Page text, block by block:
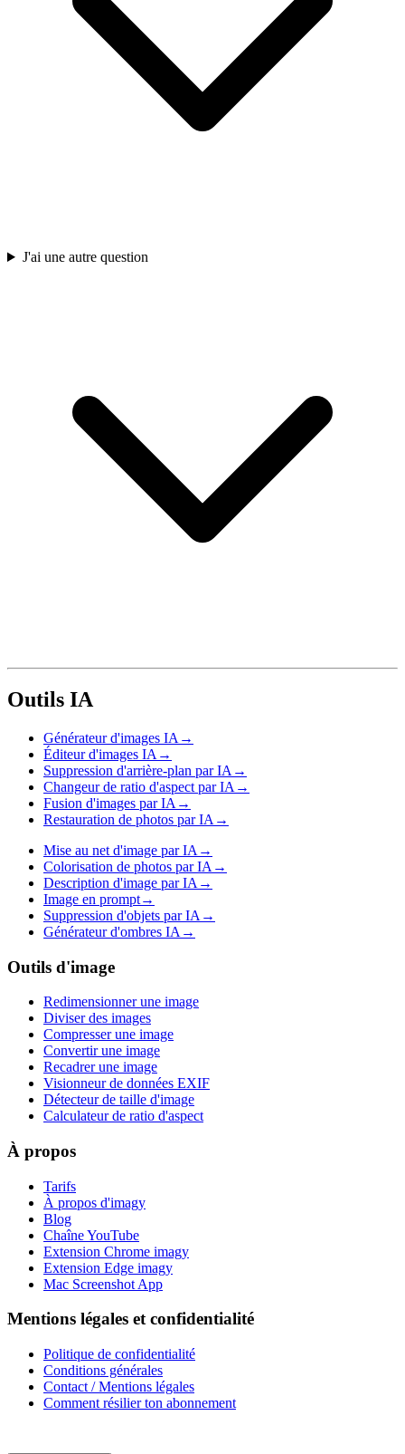
J'ai une autre question
Outils IA
Générateur d'images IA →
Éditeur d'images IA →
Suppression d'arrière-plan par IA →
Changeur de ratio d'aspect par IA →
Fusion d'images par IA →
Restauration de photos par IA →
Mise au net d'image par IA →
Colorisation de photos par IA →
Description d'image par IA →
Image en prompt→
Suppression d'objets par IA →
Générateur d'ombres IA →
Outils d'image
Redimensionner une image
Diviser des images
Compresser une image
Convertir une image
Recadrer une image
Visionneur de données EXIF
Détecteur de taille d'image
Calculateur de ratio d'aspect
À propos
Tarifs
À propos d'imagy
Blog
Chaîne YouTube
Extension Chrome imagy
Extension Edge imagy
Mac Screenshot App
Mentions légales et confidentialité
Politique de confidentialité
Conditions générales
Contact / Mentions légales
Comment résilier ton abonnement